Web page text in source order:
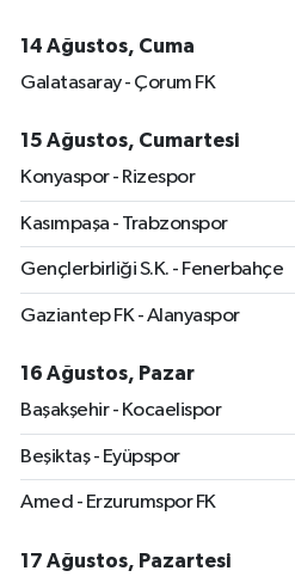
14 Ağustos, Cuma
Galatasaray - Çorum FK
15 Ağustos, Cumartesi
Konyaspor - Rizespor
Kasımpaşa - Trabzonspor
Gençlerbirliği S.K. - Fenerbahçe
Gaziantep FK - Alanyaspor
16 Ağustos, Pazar
Başakşehir - Kocaelispor
Beşiktaş - Eyüpspor
Amed - Erzurumspor FK
17 Ağustos, Pazartesi